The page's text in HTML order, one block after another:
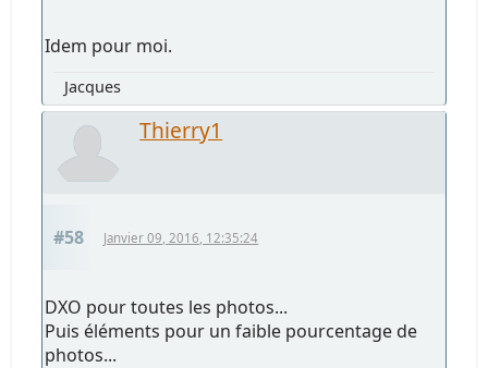
Idem pour moi.
Jacques
Thierry1
#58 Janvier 09, 2016, 12:35:24
DXO pour toutes les photos...
Puis éléments pour un faible pourcentage de
photos...